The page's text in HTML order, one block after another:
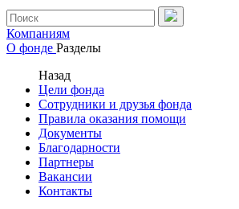
Компаниям
О фонде Разделы
Назад
Цели фонда
Сотрудники и друзья фонда
Правила оказания помощи
Документы
Благодарности
Партнеры
Вакансии
Контакты